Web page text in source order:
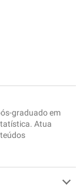
graduado em
Atua